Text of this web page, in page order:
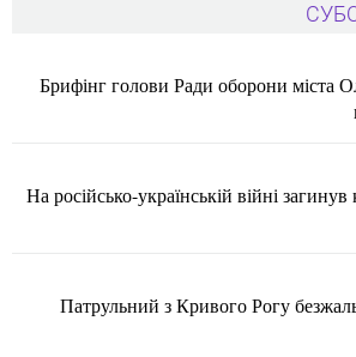
Брифінг голови Ради оборони міста
На російсько-українській війні
Патрульний з Кривого Рогу